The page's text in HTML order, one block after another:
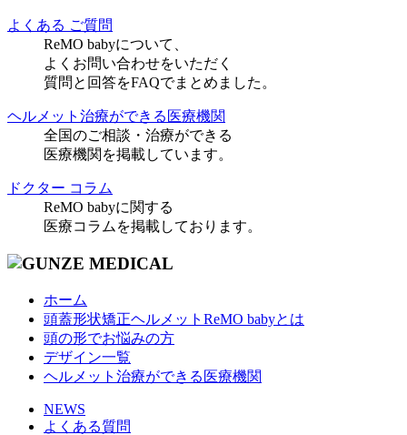
よくある ご質問
ReMO babyについて、
よくお問い合わせをいただく
質問と回答をFAQでまとめました。
ヘルメット治療ができる医療機関
全国のご相談・治療ができる
医療機関を掲載しています。
ドクター コラム
ReMO babyに関する
医療コラムを掲載しております。
ホーム
頭蓋形状矯正ヘルメットReMO babyとは
頭の形でお悩みの方
デザイン一覧
ヘルメット治療ができる医療機関
NEWS
よくある質問